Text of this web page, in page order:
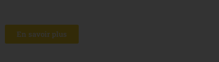
En savoir plus